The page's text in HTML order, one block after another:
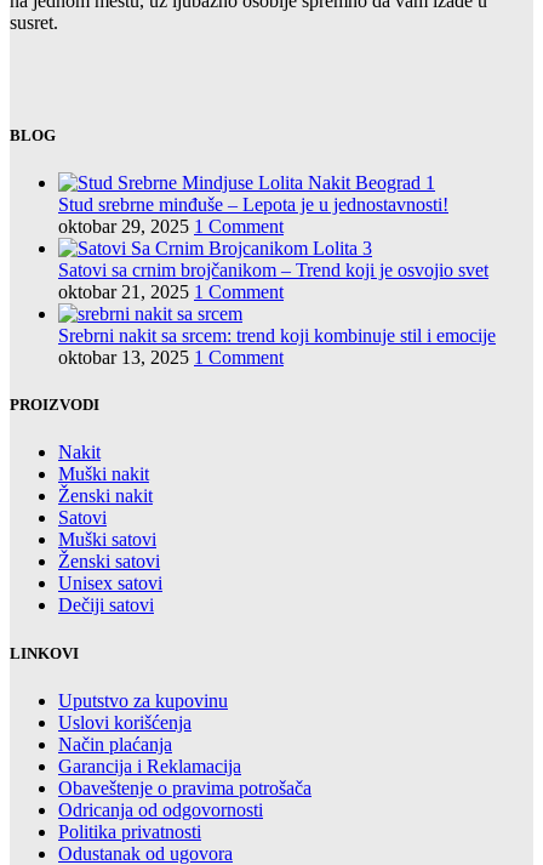
susret.
BLOG
Stud srebrne minđuše – Lepota je u jednostavnosti!
oktobar 29, 2025 1 Comment
Satovi sa crnim brojčanikom – Trend koji je osvojio svet
oktobar 21, 2025 1 Comment
Srebrni nakit sa srcem: trend koji kombinuje stil i emocije
oktobar 13, 2025 1 Comment
PROIZVODI
Nakit
Muški nakit
Ženski nakit
Satovi
Muški satovi
Ženski satovi
Unisex satovi
Dečiji satovi
LINKOVI
Uputstvo za kupovinu
Uslovi korišćenja
Način plaćanja
Garancija i Reklamacija
Obaveštenje o pravima potrošača
Odricanja od odgovornosti
Politika privatnosti
Odustanak od ugovora